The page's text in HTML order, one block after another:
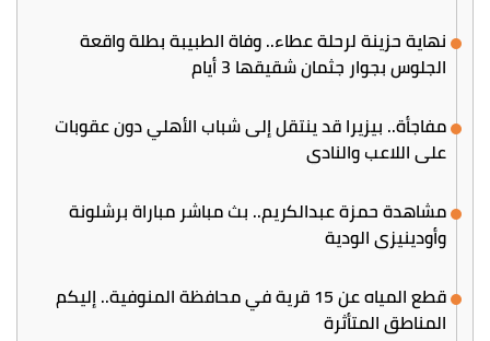
نهاية حزينة لرحلة عطاء.. وفاة الطبيبة بطلة واقعة
الجلوس بجوار جثمان شقيقها 3 أيام
مفاجأة.. بيزيرا قد ينتقل إلى شباب الأهلي دون عقوبات
على اللاعب والنادي
مشاهدة حمزة عبدالكريم.. بث مباشر مباراة برشلونة
وأودينيزي الودية
قطع المياه عن 15 قرية في محافظة المنوفية.. إليكم
المناطق المتأثرة